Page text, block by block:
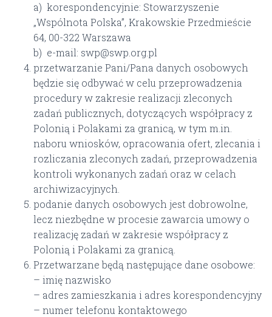
a) korespondencyjnie: Stowarzyszenie
„Wspólnota Polska”, Krakowskie Przedmieście
64, 00-322 Warszawa
b) e-mail: swp@swp.org.pl
przetwarzanie Pani/Pana danych osobowych
będzie się odbywać w celu przeprowadzenia
procedury w zakresie realizacji zleconych
zadań publicznych, dotyczących współpracy z
Polonią i Polakami za granicą, w tym m.in.
naboru wniosków, opracowania ofert, zlecania i
rozliczania zleconych zadań, przeprowadzenia
kontroli wykonanych zadań oraz w celach
archiwizacyjnych.
podanie danych osobowych jest dobrowolne,
lecz niezbędne w procesie zawarcia umowy o
realizację zadań w zakresie współpracy z
Polonią i Polakami za granicą.
Przetwarzane będą następujące dane osobowe:
– imię nazwisko
– adres zamieszkania i adres korespondencyjny
– numer telefonu kontaktowego